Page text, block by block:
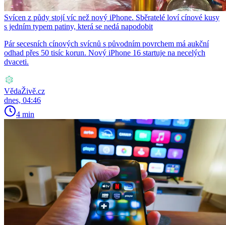
Svícen z půdy stojí víc než nový iPhone. Sběratelé loví cínové kusy
s jedním typem patiny, která se nedá napodobit
Pár secesních cínových svícnů s původním povrchem má aukční
odhad přes 50 tisíc korun. Nový iPhone 16 startuje na necelých
dvaceti.
VědaŽivě.cz
dnes, 04:46
4 min